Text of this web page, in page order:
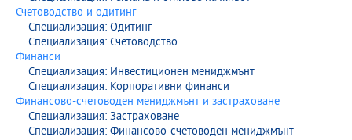
Счетоводство и одитинг
Специализация: Одитинг
Специализация: Счетоводство
Финанси
Специализация: Инвестиционен мениджмънт
Специализация: Корпоративни финанси
Финансово-счетоводен мениджмънт и застраховане
Специализация: Застраховане
Специализация: Финансово-счетоводен мениджмънт